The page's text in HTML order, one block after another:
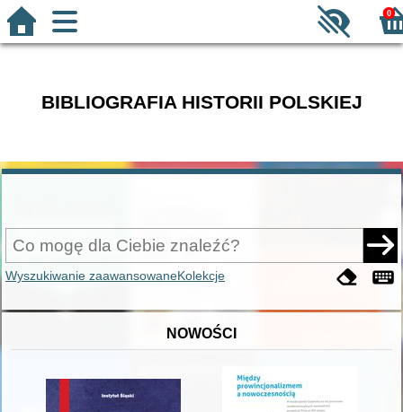
0
BIBLIOGRAFIA HISTORII POLSKIEJ
Wyszukiwanie zaawansowaneKolekcje
NOWOŚCI